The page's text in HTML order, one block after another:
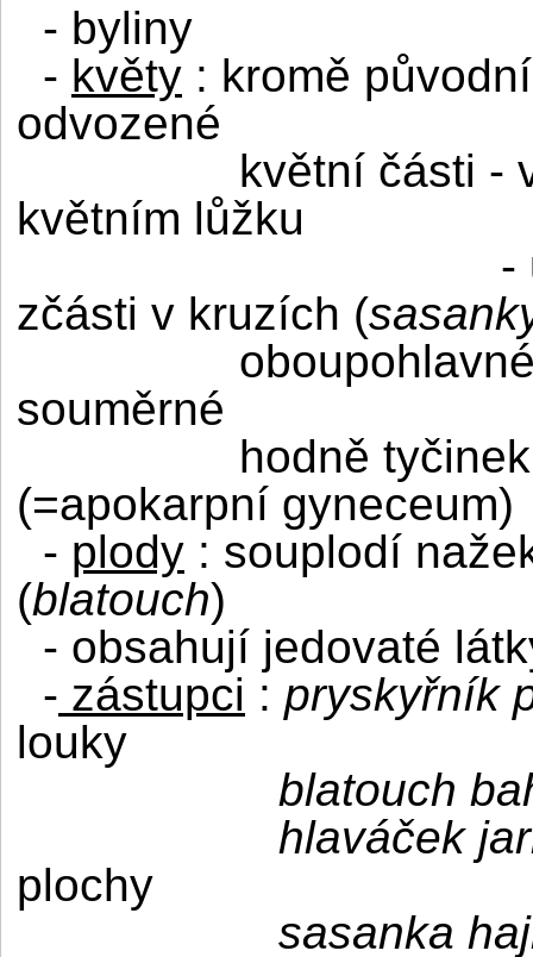
- byliny
- květy : kromě
odvozené
květní části -
květním lůžku
-
zčásti v kruzích (
souměrné
hodně
(=apokarpní gyneceum)
- plody : souplodí
(blatouch)
- obsahují jedovaté
- zástupci : pryskyřník
louky
blatouch
hlaváček
plochy
sasanka